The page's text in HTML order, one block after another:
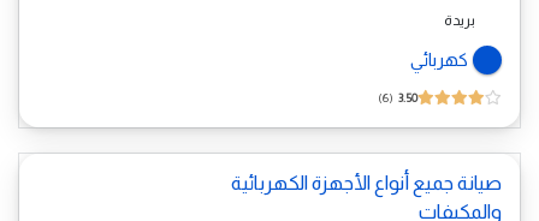
بريدة
كهربائي
3.50
6
صيانة جميع أنواع الأجهزة الكهربائية
والمكيفات